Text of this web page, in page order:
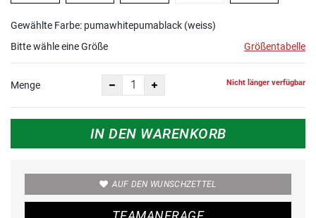
Gewählte Farbe: pumawhitepumablack (weiss)
Bitte wähle eine Größe
Größentabelle
Menge Nicht länger verfügbar
IN DEN WARENKORB
AUF DEN WUNSCHZETTEL